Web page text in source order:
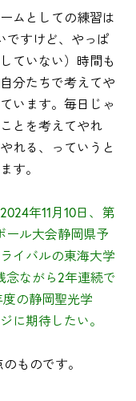
ムとしての練習は
ですけど、やっぱ
ていない）時間も
分たちで考えてや
います。毎日じゃ
とを考えてやれ
れる、っていうと
す。
年11月10日、第
ール大会静岡県予
イバルの東海大学
念ながら2年連続で
の静岡聖光学
に期待したい。
ものです。